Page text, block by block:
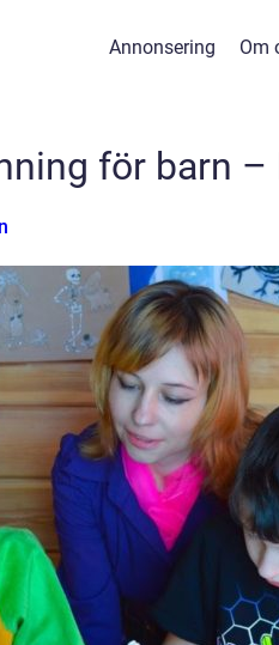
Annonsering Om
för barn –